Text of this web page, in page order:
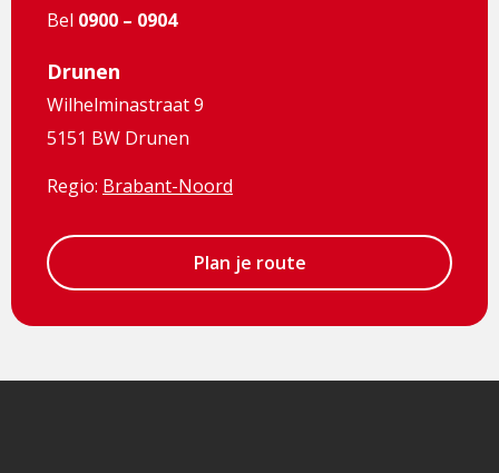
Bel 0900 – 0904
Drunen
Wilhelminastraat 9
5151 BW Drunen
Regio: Brabant-Noord
Plan je route